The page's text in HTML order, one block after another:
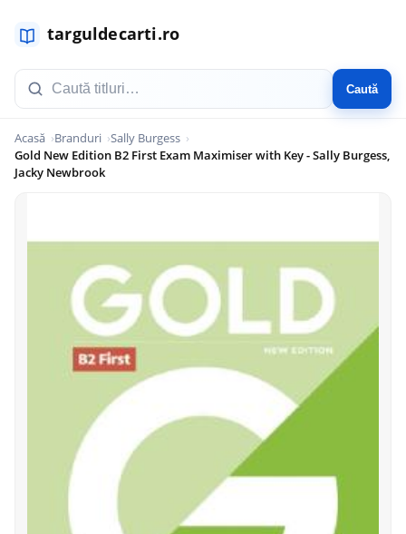
Caută
Acasă Branduri Sally Burgess
Gold New Edition B2 First Exam Maximiser with Key - Sally Burgess,
Jacky Newbrook